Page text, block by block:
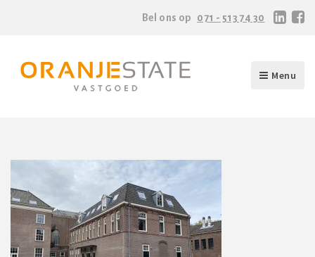
Bel ons op 071 - 513 74 30
Menu